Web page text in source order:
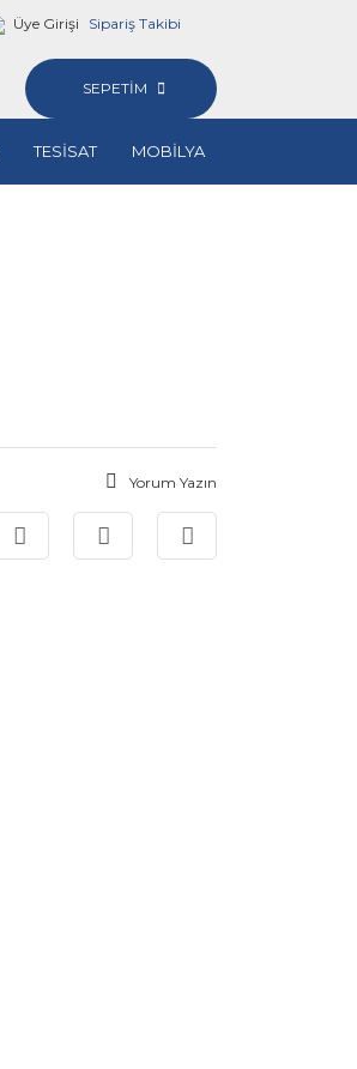
Üye Girişi Sipariş Takibi
SEPETİM
TESİSAT MOBİLYA
Yorum Yazın